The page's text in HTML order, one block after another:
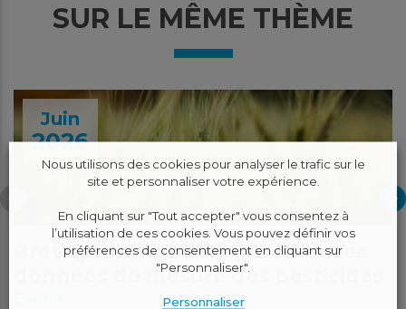
SUR LE MÊME THÈME
Juin
2026
Bretagne : mise à disposition des
données de mesure des pesticides
Nous utilisons des cookies pour analyser le trafic sur le
site et personnaliser votre expérience.
En cliquant sur "Tout accepter" vous consentez à
l’utilisation de ces cookies. Vous pouvez définir vos
préférences de consentement en cliquant sur
"Personnaliser".
Personnaliser